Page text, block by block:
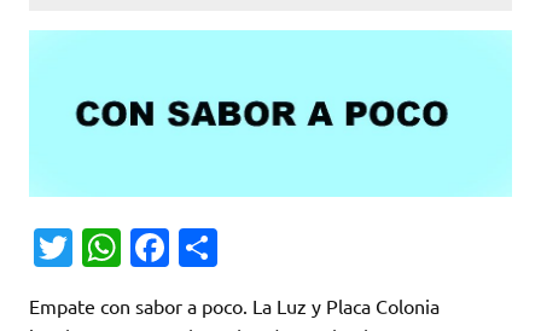
T
W Fa
Empate con sabor a poco. La Luz y Placa Colonia